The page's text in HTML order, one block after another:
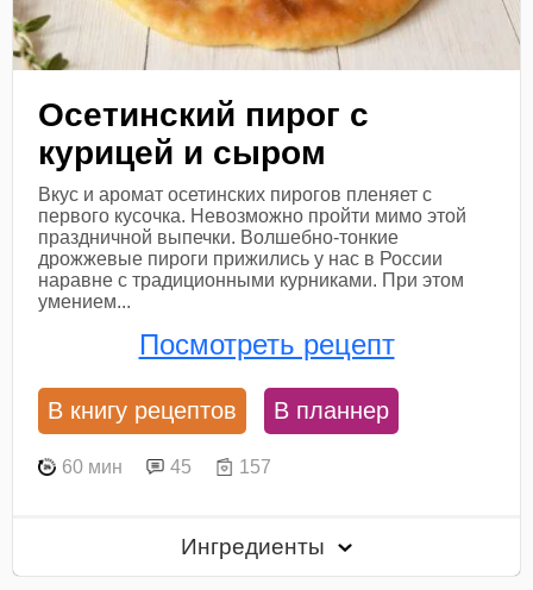
Осетинский пирог с
курицей и сыром
Вкус и аромат осетинских пирогов пленяет с
первого кусочка. Невозможно пройти мимо этой
праздничной выпечки. Волшебно-тонкие
дрожжевые пироги прижились у нас в России
наравне с традиционными курниками. При этом
умением...
Посмотреть рецепт
В книгу рецептов В планнер
60 мин 45 157
Ингредиенты